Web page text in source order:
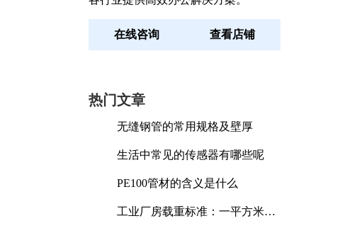
在线咨询 查看店铺
热门文章
无缝钢管的常用规格及壁厚
生活中常见的传感器有哪些呢
PE100管材的含义是什么
工业厂房载重标准：一平方米能